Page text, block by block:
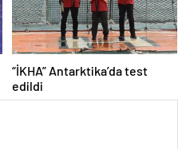
“İKHA” Antarktika’da test
edildi